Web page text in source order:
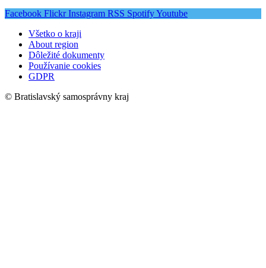
Facebook Flickr Instagram RSS SpotifyYoutube
Všetko o kraji
About region
Dôležité dokumenty
Používanie cookies
GDPR
© Bratislavský samosprávny kraj